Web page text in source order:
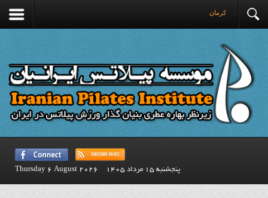
کرمان
پنجشنبه 15 مرداد 1405 Thursday 6 August 2026